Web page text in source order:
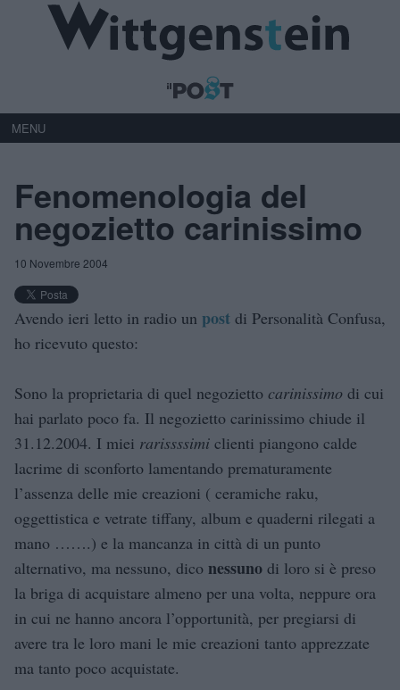
MENU
Fenomenologia del
negozietto carinissimo
10 Novembre 2004
Avendo ieri letto in radio un post di Personalità Confusa,
ho ricevuto questo:
Sono la proprietaria di quel negozietto carinissimo di cui
hai parlato poco fa. Il negozietto carinissimo chiude il
31.12.2004. I miei rarissssimi clienti piangono calde
lacrime di sconforto lamentando prematuramente
l’assenza delle mie creazioni ( ceramiche raku,
oggettistica e vetrate tiffany, album e quaderni rilegati a
mano …….) e la mancanza in città di un punto
alternativo, ma nessuno, dico nessuno di loro si è preso
la briga di acquistare almeno per una volta, neppure ora
in cui ne hanno ancora l’opportunità, per pregiarsi di
avere tra le loro mani le mie creazioni tanto apprezzate
ma tanto poco acquistate.